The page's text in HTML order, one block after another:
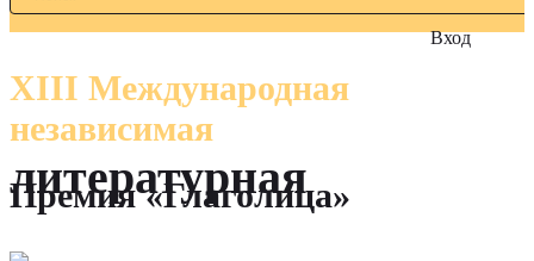
Вход
XIII Международная
независимая
литературная
Премия «Глаголица»